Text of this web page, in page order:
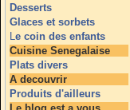
Desserts
Glaces et sorbets
Le coin des enfants
Cuisine Senegalaise
Plats divers
A decouvrir
Produits d'ailleurs